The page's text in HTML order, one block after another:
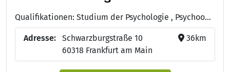
Qualifikationen: Studium der Psychologie , Psychoonkologie (DKG), Studium Soziale Arbeit
Adresse:
Schwarzburgstraße 10
60318 Frankfurt am Main
36km